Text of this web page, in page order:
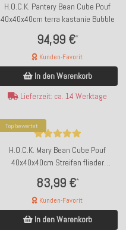
H.O.C.K. Pantery Bean Cube Pouf
40x40x40cm terra kastanie Bubble
94,99 €*
Kunden-Favorit
In den Warenkorb
Lieferzeit: ca. 14 Werktage
Top bewertet
H.O.C.K. Mary Bean Cube Pouf
40x40x40cm Streifen flieder
83,99 €*
Kunden-Favorit
In den Warenkorb